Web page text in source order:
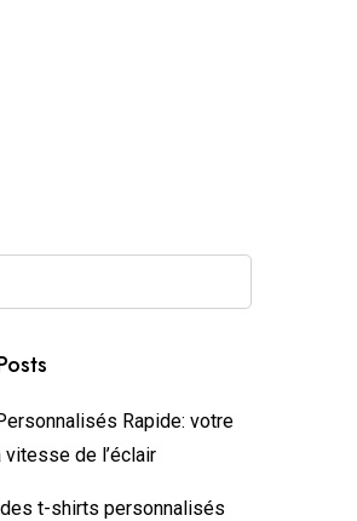
Rapide: votre
vitesse de l’éclair
⁠t-shirts personnalisés